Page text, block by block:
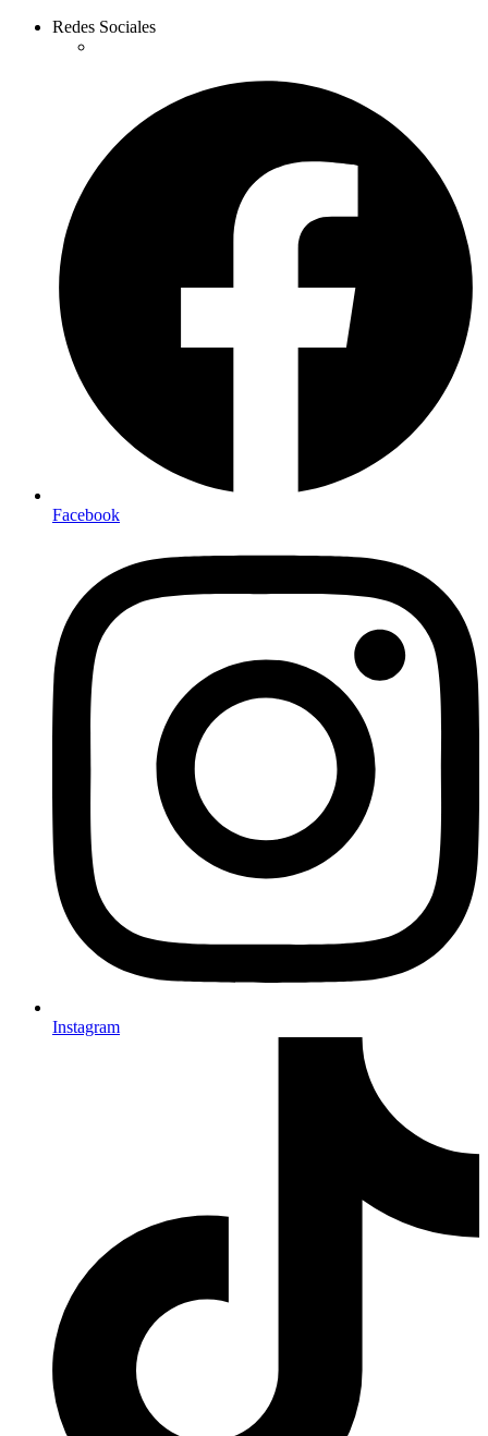
Redes Sociales
Facebook
Instagram